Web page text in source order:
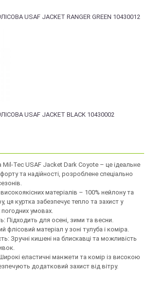
Mil-Tec USAF Jacket Dark Coyote – це ідеальне
та надійності, розроблене спеціально
матеріалів – 100% нейлону та
ця куртка забезпечує тепло та захист у
умовах.
Підходить для осені, зими та весни.
флісовий матеріал у зоні тулуба і коміра.
Зручні кишені на блискавці та можливість
еластичні манжети та комір із високою
додатковий захист від вітру.